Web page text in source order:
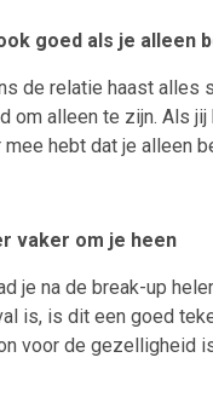
goed als je alleen
de relatie haast alles
om alleen te zijn. Als
hebt dat je alleen
vaker om je heen
je na de break-up
is, is dit een goed
voor de gezelligheid